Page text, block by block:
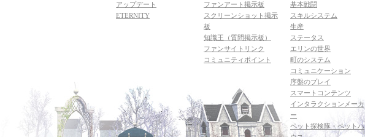
アップデート
ETERNITY
ファンアート掲示板
スクリーンショット掲示
板
知識王（質問掲示板）
ファンサイトリンク
コミュニティポイント
基本戦闘
スキルシステム
生産
ステータス
エリンの世界
町のシステム
コミュニケーション
序盤のプレイ
スマートコンテンツ
インタラクションメーカ
ー
ペット探検隊・ペットハ